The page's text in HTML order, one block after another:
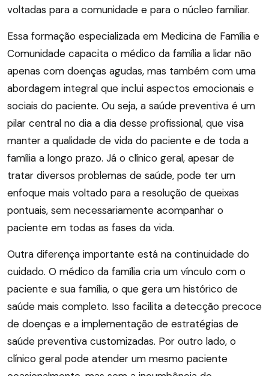
voltadas para a comunidade e para o núcleo familiar.
Essa formação especializada em Medicina de Família e
Comunidade capacita o médico da família a lidar não
apenas com doenças agudas, mas também com uma
abordagem integral que inclui aspectos emocionais e
sociais do paciente. Ou seja, a saúde preventiva é um
pilar central no dia a dia desse profissional, que visa
manter a qualidade de vida do paciente e de toda a
família a longo prazo. Já o clínico geral, apesar de
tratar diversos problemas de saúde, pode ter um
enfoque mais voltado para a resolução de queixas
pontuais, sem necessariamente acompanhar o
paciente em todas as fases da vida.
Outra diferença importante está na continuidade do
cuidado. O médico da família cria um vínculo com o
paciente e sua família, o que gera um histórico de
saúde mais completo. Isso facilita a detecção precoce
de doenças e a implementação de estratégias de
saúde preventiva customizadas. Por outro lado, o
clínico geral pode atender um mesmo paciente